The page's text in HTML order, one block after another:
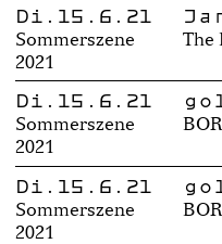
Di.15.6.21
Sommerszene
2021
The
Di.15.6.21
Sommerszene
2021
Di.15.6.21
Sommerszene
2021